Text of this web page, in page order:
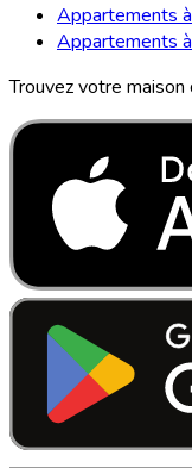
Appartements
Appartements
Trouvez votre